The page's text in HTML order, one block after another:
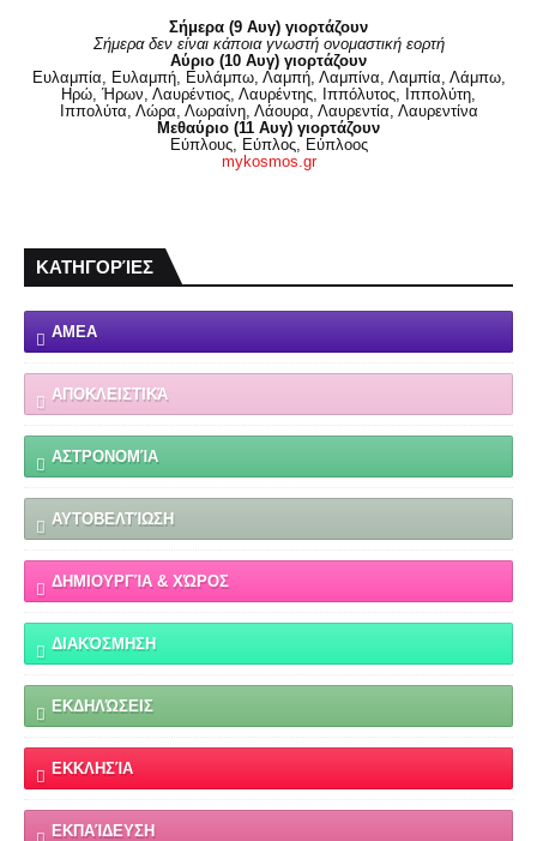
Σήμερα (9 Αυγ) γιορτάζουν
Σήμερα δεν είναι κάποια γνωστή ονομαστική εορτή
Αύριο (10 Αυγ) γιορτάζουν
Ευλαμπία, Ευλαμπή, Ευλάμπω, Λαμπή, Λαμπίνα, Λαμπία, Λάμπω,
Ηρώ, Ήρων, Λαυρέντιος, Λαυρέντης, Ιππόλυτος, Ιππολύτη,
Ιππολύτα, Λώρα, Λωραίνη, Λάουρα, Λαυρεντία, Λαυρεντίνα
Μεθαύριο (11 Αυγ) γιορτάζουν
Εύπλους, Εύπλος, Εύπλοος
mykosmos.gr
ΚΑΤΗΓΟΡΊΕΣ
ΑΜΕΑ
ΑΠΟΚΛΕΙΣΤΙΚΆ
ΑΣΤΡΟΝΟΜΊΑ
ΑΥΤΟΒΕΛΤΊΩΣΗ
ΔΗΜΙΟΥΡΓΊΑ & ΧΏΡΟΣ
ΔΙΑΚΌΣΜΗΣΗ
ΕΚΔΗΛΏΣΕΙΣ
ΕΚΚΛΗΣΊΑ
ΕΚΠΑΊΔΕΥΣΗ